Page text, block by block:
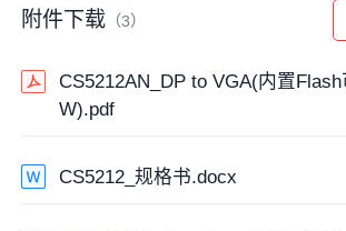
附件下载 （3）
CS5212AN_DP to VGA(内置
W).pdf
CS5212_规格书.docx